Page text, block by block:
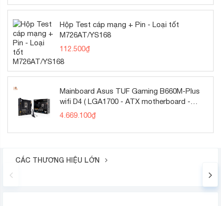
Hộp Test cáp mạng + Pin - Loại tốt
M726AT/YS168
112.500₫
Mainboard Asus TUF Gaming B660M-Plus
wifi D4 ( LGA1700 - ATX motherboard -
DDR4 )
4.669.100₫
CÁC THƯƠNG HIỆU LỚN